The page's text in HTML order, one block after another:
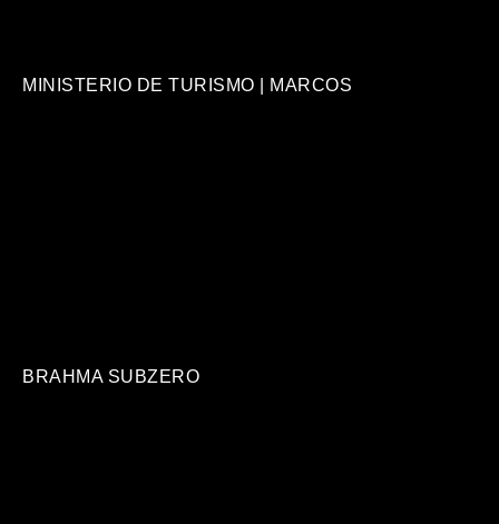
MINISTERIO DE TURISMO | MARCOS
BRAHMA SUBZERO